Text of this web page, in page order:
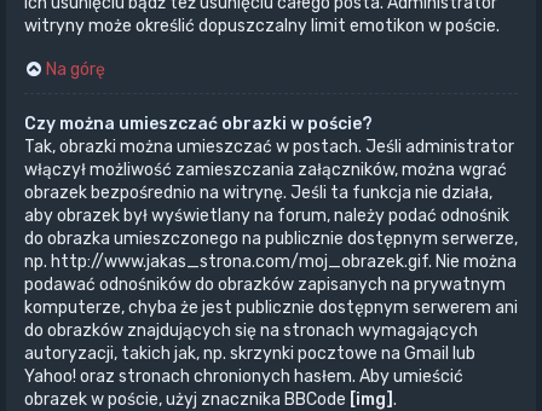
witryny może określić dopuszczalny limit emotikon w poście.
Na górę
Czy można umieszczać obrazki w poście?
Tak, obrazki można umieszczać w postach. Jeśli administrator
włączył możliwość zamieszczania załączników, można wgrać
obrazek bezpośrednio na witrynę. Jeśli ta funkcja nie działa,
aby obrazek był wyświetlany na forum, należy podać odnośnik
do obrazka umieszczonego na publicznie dostępnym serwerze,
np. http://www.jakas_strona.com/moj_obrazek.gif. Nie można
podawać odnośników do obrazków zapisanych na prywatnym
komputerze, chyba że jest publicznie dostępnym serwerem ani
do obrazków znajdujących się na stronach wymagających
autoryzacji, takich jak, np. skrzynki pocztowe na Gmail lub
Yahoo! oraz stronach chronionych hasłem. Aby umieścić
obrazek w poście, użyj znacznika BBCode [img].